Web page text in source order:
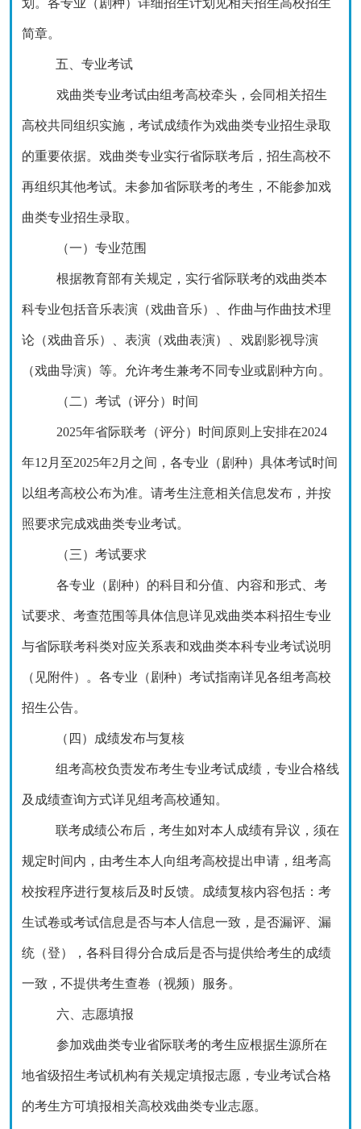
划。各专业（剧种）详细招生计划见相关招生高校招生
简章。
五、专业考试
戏曲类专业考试由组考高校牵头，会同相关招生
高校共同组织实施，考试成绩作为戏曲类专业招生录取
的重要依据。戏曲类专业实行省际联考后，招生高校不
再组织其他考试。未参加省际联考的考生，不能参加戏
曲类专业招生录取。
（一）专业范围
根据教育部有关规定，实行省际联考的戏曲类本
科专业包括音乐表演（戏曲音乐）、作曲与作曲技术理
论（戏曲音乐）、表演（戏曲表演）、戏剧影视导演
（戏曲导演）等。允许考生兼考不同专业或剧种方向。
（二）考试（评分）时间
2025年省际联考（评分）时间原则上安排在2024
年12月至2025年2月之间，各专业（剧种）具体考试时间
以组考高校公布为准。请考生注意相关信息发布，并按
照要求完成戏曲类专业考试。
（三）考试要求
各专业（剧种）的科目和分值、内容和形式、考
试要求、考查范围等具体信息详见戏曲类本科招生专业
与省际联考科类对应关系表和戏曲类本科专业考试说明
（见附件）。各专业（剧种）考试指南详见各组考高校
招生公告。
（四）成绩发布与复核
组考高校负责发布考生专业考试成绩， 专业合格线
及 成绩查询方式详见组考高校通知。
联考成绩公布后，考生如对本人成绩有异议，须在
规定时间内，由考生本人向组考高校提出申请，组考高
校按程序进行复核后及时反馈。成绩复核内容包括：考
生试卷或考试信息是否与本人信息一致，是否漏评、漏
统（登），各科目得分合成后是否与提供给考生的成绩
一致，不提供考生查卷（视频）服务。
六、志愿填报
参加戏曲类专业省际联考的考生应根据生源所在
地省级招生考试机构有关规定填报志愿，专业考试合格
的考生方可填报相关高校戏曲类专业志愿。